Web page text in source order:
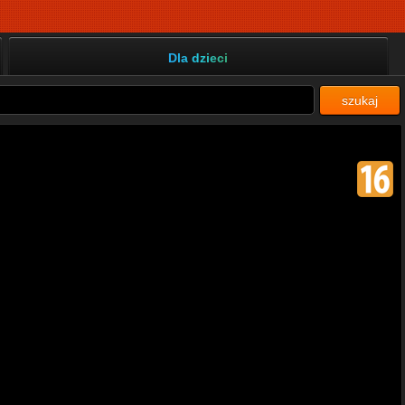
Dla dzieci
szukaj